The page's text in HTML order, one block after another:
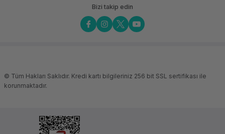
Bizi takip edin
© Tüm Hakları Saklıdır. Kredi kartı bilgileriniz 256 bit SSL sertifikası ile
korunmaktadır.